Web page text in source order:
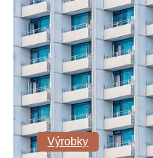
Výrobky